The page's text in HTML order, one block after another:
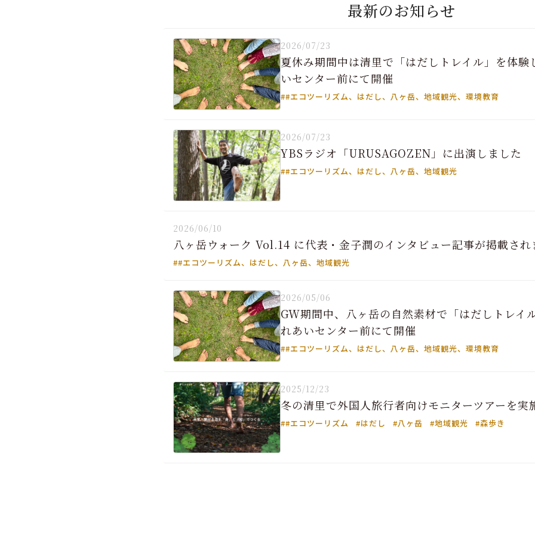
最新のお知らせ
2026/07/23
夏休み期間中は清里で「はだしトレイル」を体
いセンター前にて開催
##エコツーリズム、はだし、八ヶ岳、地域観光、環境教育
2026/07/23
YBSラジオ「URUSAGOZEN」に出演しました
##エコツーリズム、はだし、八ヶ岳、地域観光
2026/06/10
八ヶ岳ウォーク Vol.14 に代表・金子潤のインタビュー記事が掲載され
##エコツーリズム、はだし、八ヶ岳、地域観光
2026/05/06
GW期間中、八ヶ岳の自然素材で「はだしトレ
れあいセンター前にて開催
##エコツーリズム、はだし、八ヶ岳、地域観光、環境教育
2025/12/23
冬の清里で外国人旅行者向けモニターツアーを実
##エコツーリズム #はだし #八ヶ岳 #地域観光 #森歩き